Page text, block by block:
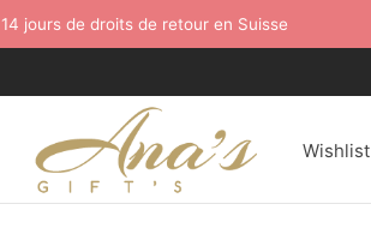
14 jours de droits de retour en Suisse
Wishlist